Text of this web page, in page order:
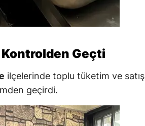
Geçti
ilçelerinde toplu tüketim ve satış
geçirdi.